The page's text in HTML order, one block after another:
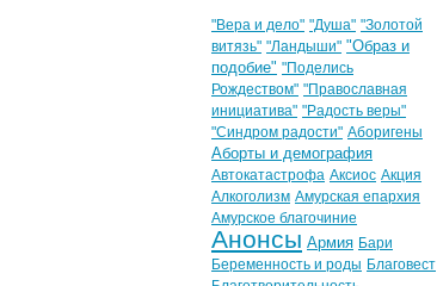
"Вера и дело" "Душа" "Золотой
витязь" "Ландыши" "Образ и
подобие" "Поделись
Рождеством" "Православная
инициатива" "Радость веры"
"Синдром радости" Аборигены
Аборты и демография
Автокатастрофа Аксиос Акция
Алкоголизм Амурская епархия
Амурское благочиние
Анонсы Армия Бари
Беременность и роды Благовест